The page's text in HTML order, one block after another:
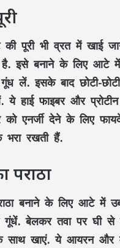
पूरी भी व्रत में खाई
है. इसे बनाने के लिए
गूंध लें. इसके बाद छोटी-
ये हाई फाइबर और
को एनर्जी देने के लिए
रखती हैं.
पराठा
बनाने के लिए आटे
गूंधें. बेलकर तवा पर घी
साथ खाएं. ये आयरन और